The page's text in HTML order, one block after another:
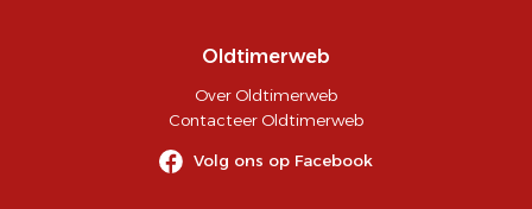
Oldtimerweb
Over Oldtimerweb
Contacteer Oldtimerweb
Volg ons op Facebook